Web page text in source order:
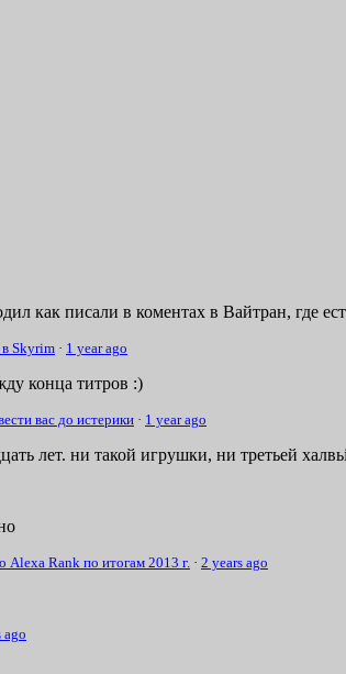
как писали в коментах в Вайтран, где
в Skyrim · 1 year ago
конца титров :)
вас до истерики · 1 year ago
лет. ни такой игрушки, ни третьей халвьі
Alexa Rank по итогам 2013 г. · 2 years ago
ago